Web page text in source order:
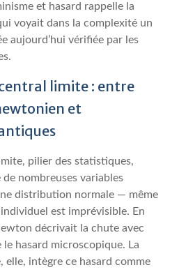
et hasard rappelle la
voyait dans la complexité un
aujourd’hui vérifiée par les
limite : entre
et
pilier des statistiques,
nombreuses variables
distribution normale — même
est imprévisible. En
décrivait la chute avec
hasard microscopique. La
elle, intègre ce hasard comme